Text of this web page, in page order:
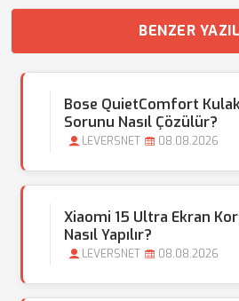
BENZER
Bose QuietComfort
Sorunu Nasıl Çözülür?
LEVERSNET 08.08.2026
Xiaomi 15 Ultra Ekran
Nasıl Yapılır?
LEVERSNET 08.08.2026